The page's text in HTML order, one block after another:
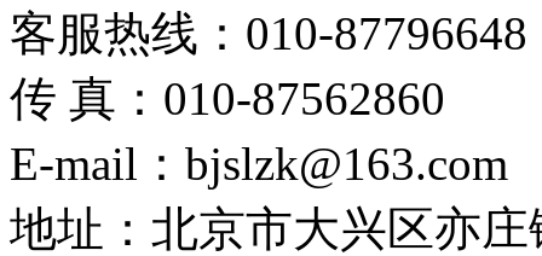
客服热线：010-87796648
传 真：010-87562860
E-mail：bjslzk@163.com
地址：北京市大兴区亦